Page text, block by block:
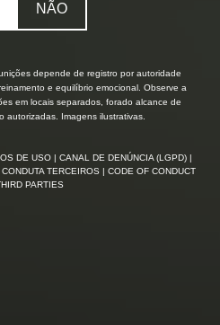
NÃO
depende de registro por autoridade
e equilíbrio emocional. Observe a
em locais separados, forado alcance de
autorizadas. Imagens ilustrativas.
DE USO | CANAL DE DENÚNCIA (LGPD)
CONDUTA TERCEIROS
| CODE OF CONDUCT
PARTIES